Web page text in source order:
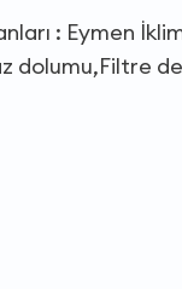
: Eymen
dolumu,Filtre